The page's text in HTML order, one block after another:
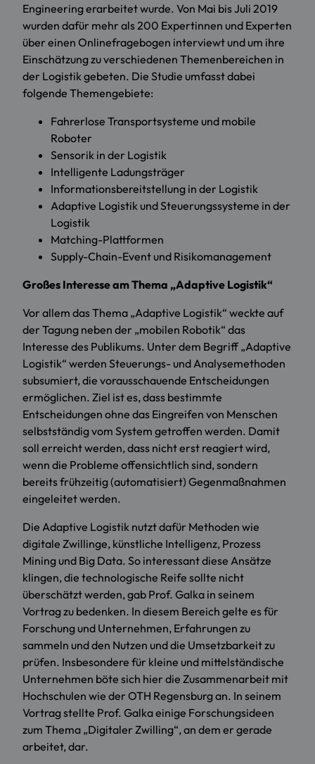
Engineering erarbeitet wurde. Von Mai bis Juli 2019
wurden dafür mehr als 200 Expertinnen und Experten
über einen Onlinefragebogen interviewt und um ihre
Einschätzung zu verschiedenen Themenbereichen in
der Logistik gebeten. Die Studie umfasst dabei
folgende Themengebiete:
Fahrerlose Transportsysteme und mobile
Roboter
Sensorik in der Logistik
Intelligente Ladungsträger
Informationsbereitstellung in der Logistik
Adaptive Logistik und Steuerungssysteme in der
Logistik
Matching-Plattformen
Supply-Chain-Event und Risikomanagement
Großes Interesse am Thema „Adaptive Logistik“
Vor allem das Thema „Adaptive Logistik“ weckte auf
der Tagung neben der „mobilen Robotik“ das
Interesse des Publikums. Unter dem Begriff „Adaptive
Logistik“ werden Steuerungs- und Analysemethoden
subsumiert, die vorausschauende Entscheidungen
ermöglichen. Ziel ist es, dass bestimmte
Entscheidungen ohne das Eingreifen von Menschen
selbstständig vom System getroffen werden. Damit
soll erreicht werden, dass nicht erst reagiert wird,
wenn die Probleme offensichtlich sind, sondern
bereits frühzeitig (automatisiert) Gegenmaßnahmen
eingeleitet werden.
Die Adaptive Logistik nutzt dafür Methoden wie
digitale Zwillinge, künstliche Intelligenz, Prozess
Mining und Big Data. So interessant diese Ansätze
klingen, die technologische Reife sollte nicht
überschätzt werden, gab Prof. Galka in seinem
Vortrag zu bedenken. In diesem Bereich gelte es für
Forschung und Unternehmen, Erfahrungen zu
sammeln und den Nutzen und die Umsetzbarkeit zu
prüfen. Insbesondere für kleine und mittelständische
Unternehmen böte sich hier die Zusammenarbeit mit
Hochschulen wie der OTH Regensburg an. In seinem
Vortrag stellte Prof. Galka einige Forschungsideen
zum Thema „Digitaler Zwilling“, an dem er gerade
arbeitet, dar.